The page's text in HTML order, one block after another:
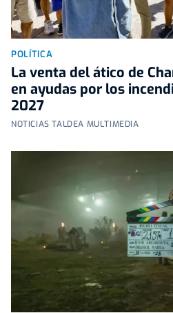
POLÍTICA
La venta del ático de
en ayudas por los
2027
NOTICIAS TALDEA MULTIMEDIA